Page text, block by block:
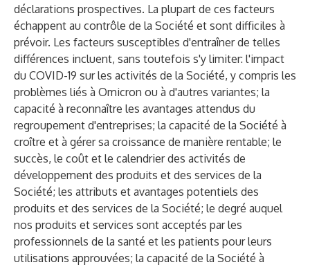
déclarations prospectives. La plupart de ces facteurs
échappent au contrôle de la Société et sont difficiles à
prévoir. Les facteurs susceptibles d'entraîner de telles
différences incluent, sans toutefois s'y limiter: l'impact
du COVID-19 sur les activités de la Société, y compris les
problèmes liés à Omicron ou à d'autres variantes; la
capacité à reconnaître les avantages attendus du
regroupement d'entreprises; la capacité de la Société à
croître et à gérer sa croissance de manière rentable; le
succès, le coût et le calendrier des activités de
développement des produits et des services de la
Société; les attributs et avantages potentiels des
produits et des services de la Société; le degré auquel
nos produits et services sont acceptés par les
professionnels de la santé et les patients pour leurs
utilisations approuvées; la capacité de la Société à